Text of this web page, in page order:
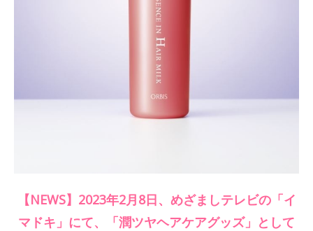
【NEWS】 2023年2月8日、めざましテレビの「イ
マドキ」にて、「潤ツヤヘアケアグッズ」として